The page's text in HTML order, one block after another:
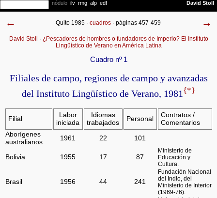
← Quito 1985 · cuadros · páginas 457-459 →
David Stoll · ¿Pescadores de hombres o fundadores de Imperio? El Instituto
Lingüístico de Verano en América Latina
Cuadro nº 1
Filiales de campo, regiones de campo y avanzadas
del Instituto Lingüístico de Verano, 1981 {*}
Filial
Labor
iniciada
Idiomas
trabajados
Personal
Contratos /
Comentarios
Aborígenes
australianos
1961 22 101
Bolivia 1955 17 87
Ministerio de
Educación y
Cultura.
Brasil 1956 44 241
Fundación Nacional
del Indio, del
Ministerio de Interior
(1969-76).